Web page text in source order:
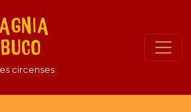
circenses